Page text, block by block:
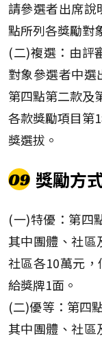
請參選者出席說
點所列各獎勵對
(二)複選：由評
對象參選者中選
第四點第二款及
各款獎勵項目第
獎選拔。
09 獎勵方
(一)特優：第四
其中團體、社區
社區各10萬元
給獎牌1面。
(二)優等：第四
其中團體、社區